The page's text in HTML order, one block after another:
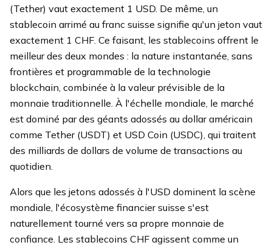
(Tether) vaut exactement 1 USD. De même, un
stablecoin arrimé au franc suisse signifie qu'un jeton vaut
exactement 1 CHF. Ce faisant, les stablecoins offrent le
meilleur des deux mondes : la nature instantanée, sans
frontières et programmable de la technologie
blockchain, combinée à la valeur prévisible de la
monnaie traditionnelle. À l'échelle mondiale, le marché
est dominé par des géants adossés au dollar américain
comme Tether (USDT) et USD Coin (USDC), qui traitent
des milliards de dollars de volume de transactions au
quotidien.
Alors que les jetons adossés à l'USD dominent la scène
mondiale, l'écosystème financier suisse s'est
naturellement tourné vers sa propre monnaie de
confiance. Les stablecoins CHF agissent comme un